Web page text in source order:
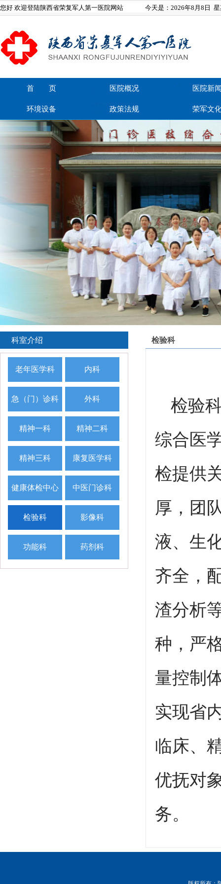
您好 欢迎登陆陕西省荣复军人第一医院网站 今天是： 2026年8月8日
首 页 医院概况 医院新
环境设备 政策法规 荣军文
在线留言 联系我们
检验科
检验
综合医
检提供
厚，团
液、生
齐全，
渣分析
种，严
量控制
实现省
临床、
优抚对
务。
科室介绍
老年医学科 内科
急（门）诊科 外科
精神一科 精神二科
精神三科 康复医学科
健康体检中心 中医门诊科
检验科 影像科
功能科 药剂科